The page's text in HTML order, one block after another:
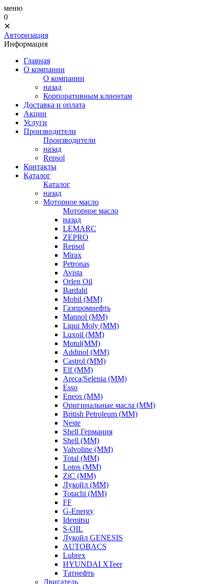
меню
0
✕
Авторизация
Информация
Главная
О компании
О компании
назад
Корпоративным клиентам
Доставка и оплата
Акции
Услуги
Производители
Производители
назад
Repsol
Контакты
Каталог
Каталог
назад
Моторное масло
Моторное масло
назад
LEMARC
ZEPRO
Repsol
Mirax
Petronas
Avista
Orlen Oil
Bardahl
Mobil (ММ)
Газпромнефть
Mannol (ММ)
Liqui Moly (ММ)
Luxoil (ММ)
Motul(ММ)
Addinol (ММ)
Castrol (ММ)
Elf (ММ)
Areca/Selenia (ММ)
Esso
Eneos (ММ)
Оригинальные масла (ММ)
British Petroleum (ММ)
Neste
Shell Германия
Shell (ММ)
Valvoline (ММ)
Total (ММ)
Lotos (ММ)
ZiC (ММ)
Лукойл (ММ)
Totachi (MM)
FF
G-Energy
Idemitsu
S-OIL
Лукойл GENESIS
AUTOBACS
Lubrex
HYUNDAI XTeer
Татнефть
Двигатель